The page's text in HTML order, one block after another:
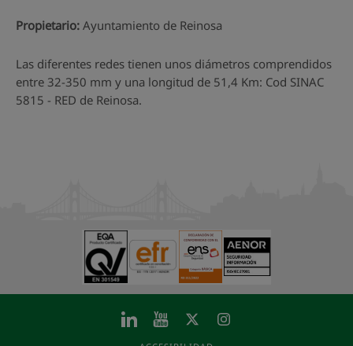
Propietario: Ayuntamiento de Reinosa
Las diferentes redes tienen unos diámetros comprendidos
entre 32-350 mm y una longitud de 51,4 Km: Cod SINAC
5815 - RED de Reinosa.